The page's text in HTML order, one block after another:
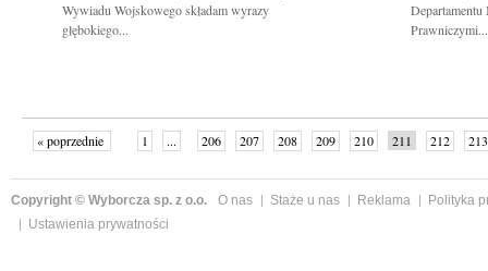
Wywiadu Wojskowego składam wyrazy
głębokiego...
Prawniczymi...
« poprzednie 1 ... 206 207 208 209 210 211 212
213
Copyright © Wyborcza sp. z o.o. O nas Staże u nas Reklama
Polityka
Ustawienia prywatności